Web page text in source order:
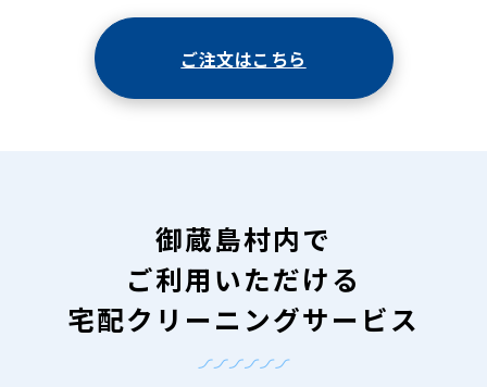
ご注文はこちら
御蔵島村内で
ご利用いただける
宅配クリーニングサービス